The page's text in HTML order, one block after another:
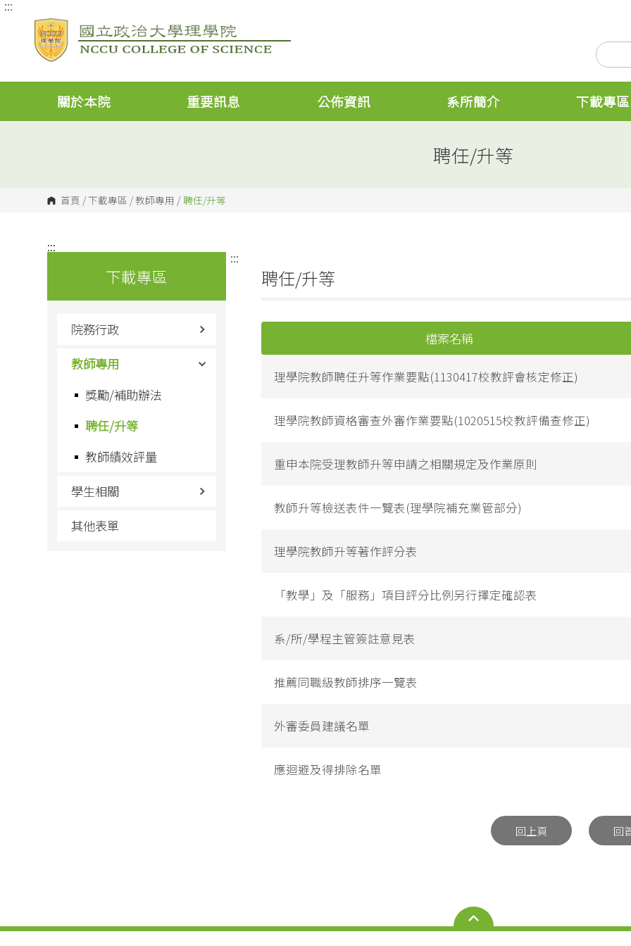
跳
塊
:::
關於本院 重要訊息 公佈資訊 系所簡介 下載專區
聘任/升等
首頁 / 下載專區 /教師專用 / 聘任/升等
:::
下載專區
院務行政
教師專用
獎勵/補助辦法
聘任/升等
教師績效評量
學生相關
其他表單
:::
聘任/升等
檔案名稱
理學院教師聘任升等作業要點(​1130417校教評會核定修正)
理學院教師資格審查外審作業要點(1020515校教評備查修正)
重申本院受理教師升等申請之相關規定及作業原則
教師升等檢送表件一覽表(理學院補充業管部分)
理學院教師升等著作評分表
「教學」及「服務」項目評分比例另行擇定確認表
系/所/學程主管簽註意見表
推薦同職級教師排序一覽表
外審委員建議名單
應迴避及得排除名單
回上頁 回